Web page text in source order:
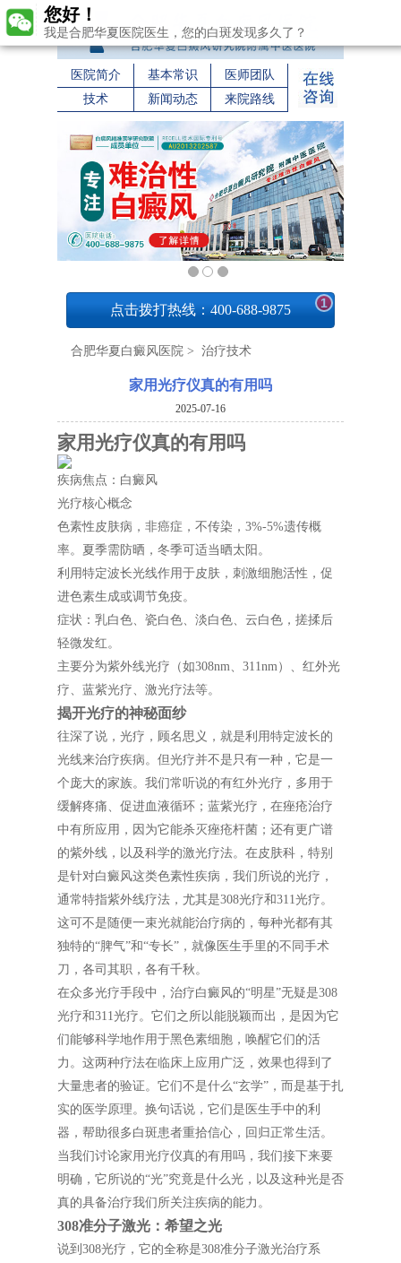
医院简介 基本常识
医师团队
技术
新闻动态 来院路线
点击拨打热线：400-688-9875 1
合肥华夏白癜风医院 > 治疗技术
家用光疗仪真的有用吗
2025-07-16
家用光疗仪真的有用吗
疾病焦点：白癜风
光疗核心概念
色素性皮肤病，非癌症，不传染，3%-5%遗传概
率。夏季需防晒，冬季可适当晒太阳。
利用特定波长光线作用于皮肤，刺激细胞活性，促
进色素生成或调节免疫。
症状：乳白色、瓷白色、淡白色、云白色，搓揉后
轻微发红。
主要分为紫外线光疗（如308nm、311nm）、红外光
疗、蓝紫光疗、激光疗法等。
揭开光疗的神秘面纱
往深了说，光疗，顾名思义，就是利用特定波长的
光线来治疗疾病。但光疗并不是只有一种，它是一
个庞大的家族。我们常听说的有红外光疗，多用于
缓解疼痛、促进血液循环；蓝紫光疗，在痤疮治疗
中有所应用，因为它能杀灭痤疮杆菌；还有更广谱
的紫外线，以及科学的激光疗法。在皮肤科，特别
是针对白癜风这类色素性疾病，我们所说的光疗，
通常特指紫外线疗法，尤其是308光疗和311光疗。
这可不是随便一束光就能治疗病的，每种光都有其
独特的“脾气”和“专长”，就像医生手里的不同手术
刀，各司其职，各有千秋。
在众多光疗手段中，治疗白癜风的“明星”无疑是308
光疗和311光疗。它们之所以能脱颖而出，是因为它
们能够科学地作用于黑色素细胞，唤醒它们的活
力。这两种疗法在临床上应用广泛，效果也得到了
大量患者的验证。它们不是什么“玄学”，而是基于扎
实的医学原理。换句话说，它们是医生手中的利
器，帮助很多白斑患者重拾信心，回归正常生活。
当我们讨论家用光疗仪真的有用吗，我们接下来要
明确，它所说的“光”究竟是什么光，以及这种光是否
真的具备治疗我们所关注疾病的能力。
308准分子激光：希望之光
说到308光疗，它的全称是308准分子激光治疗系
您好！
我是合肥华夏医院医生，您的白斑发现多久了？